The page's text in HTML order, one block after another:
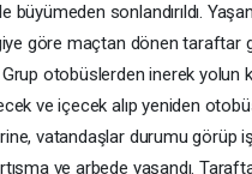
büyümeden sonlandırıldı.
göre maçtan dönen taraftar
otobüslerden inerek yolun
ve içecek alıp yeniden
vatandaşlar durumu görüp
ve arbede yaşandı.